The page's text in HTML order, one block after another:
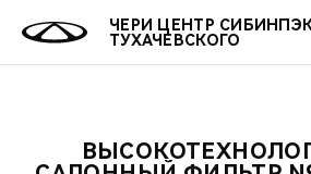
ЧЕРИ ЦЕНТР
ТУХАЧЕВСКОГО
МОДЕЛИ
ПОКУПАТЕЛЯМ
ВЛАДЕЛЬЦАМ
МИР CHERY
АКЦИИ
ОНЛАЙН
О КОМПАНИИ